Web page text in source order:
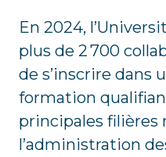
En 2024,
plus de 2 700
de s’inscrire dans
formation
principales filières
l’administration